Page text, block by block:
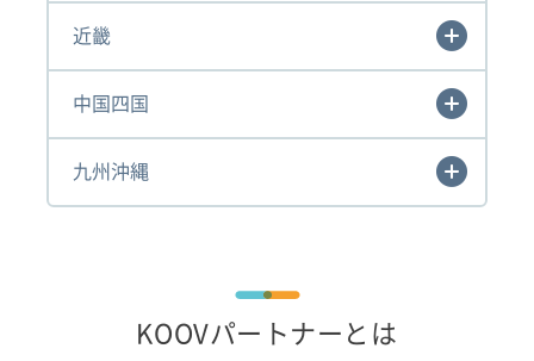
近畿
中国四国
九州沖縄
KOOVパートナーとは